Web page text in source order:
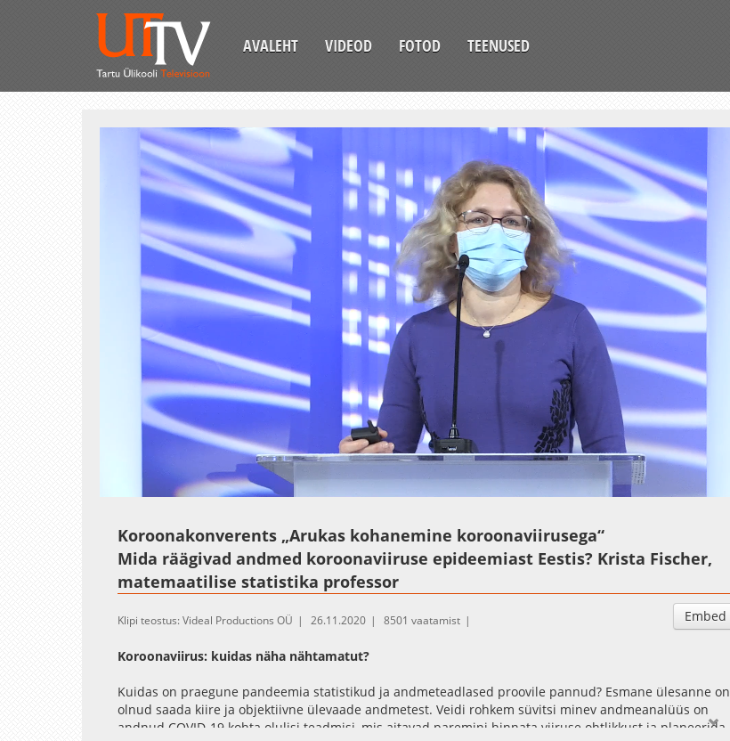
AVALEHT VIDEOD FOTOD TEENUSED
UnmuteLoaded:
EsituskiirusedSubtitles
Koroonakonverents „Arukas kohanemine koroonaviirusega“
Mida räägivad andmed koroonaviiruse epideemiast Eestis? Krista Fischer,
matemaatilise statistika professor
Embed
Klipi teostus: Videal Productions OÜ 26.11.2020 8501 vaatamist
Koroonaviirus: kuidas näha nähtamatut?
Kuidas on praegune pandeemia statistikud ja andmeteadlased proovile pannud? Esmane ülesanne on
olnud saada kiire ja objektiivne ülevaade andmetest. Veidi rohkem süvitsi minev andmeanalüüs on
andnud COVID-19 kohta olulisi teadmisi, mis aitavad paremini hinnata viiruse ohtlikkust ja planeerida